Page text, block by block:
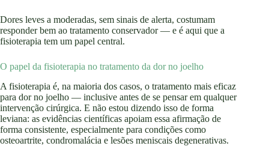
Dores leves a moderadas, sem sinais de alerta, costumam
responder bem ao tratamento conservador — e é aqui que a
fisioterapia tem um papel central.
O papel da fisioterapia no tratamento da dor no joelho
A fisioterapia é, na maioria dos casos, o tratamento mais eficaz
para dor no joelho — inclusive antes de se pensar em qualquer
intervenção cirúrgica. E não estou dizendo isso de forma
leviana: as evidências científicas apoiam essa afirmação de
forma consistente, especialmente para condições como
osteoartrite, condromalácia e lesões meniscais degenerativas.